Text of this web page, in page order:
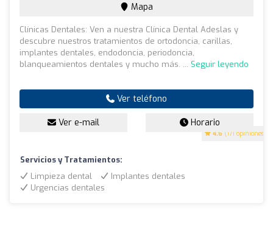
4.6 (171 opiniones)
Mapa
Clínicas Dentales: Ven a nuestra Clínica Dental Adeslas y
descubre nuestros tratamientos de ortodoncia, carillas,
implantes dentales, endodoncia, periodoncia,
blanqueamientos dentales y mucho más. ... Seguir leyendo
Ver teléfono
Ver e-mail Horario
Servicios y Tratamientos:
Limpieza dental
Implantes dentales
Urgencias dentales